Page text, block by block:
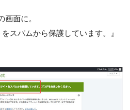
画面に。
スパムから保護しています。』